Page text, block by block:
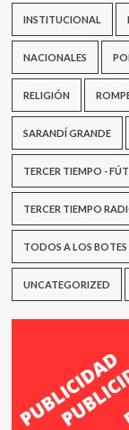
INSTITUCIONAL
NACIONALES
RELIGIÓN
SARANDÍ GRANDE
TERCER TIEMPO -
TERCER TIEMPO
TODOS A LOS
UNCATEGORIZED